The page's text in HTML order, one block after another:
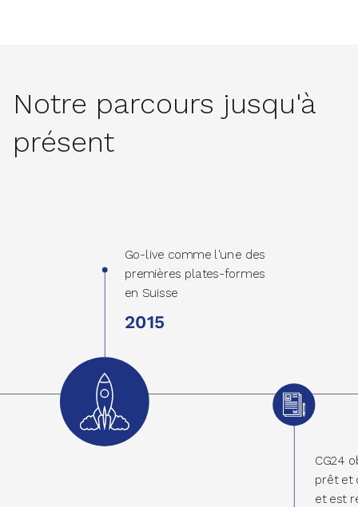
Notre parcours jusqu'à
présent
Go-live comme l'une des
premières plates-formes
en Suisse
2015
CG24
prêt et
et est